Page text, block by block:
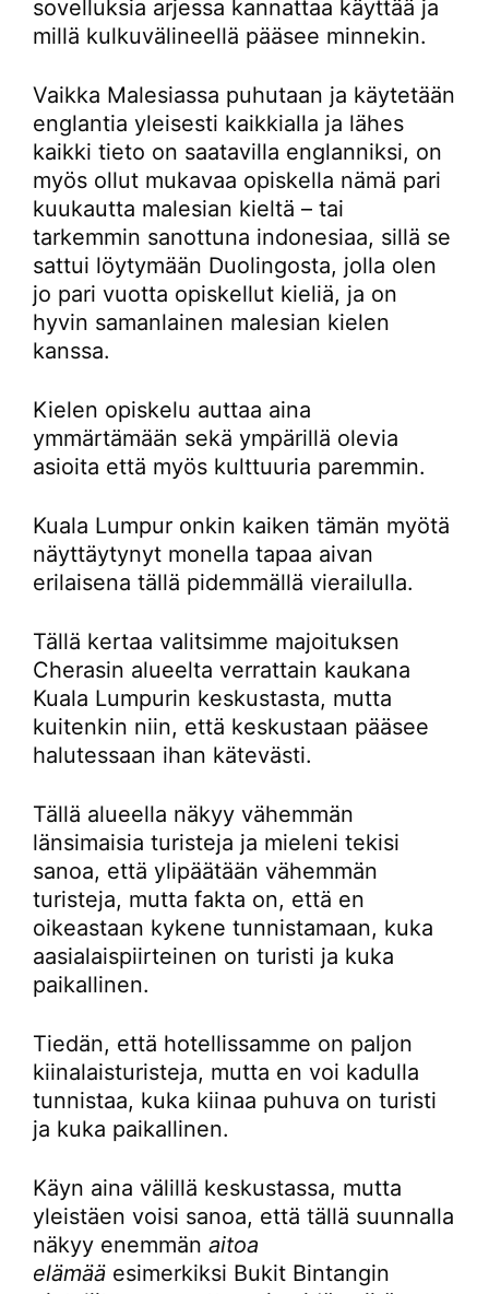
sovelluksia arjessa kannattaa käyttää ja
millä kulkuvälineellä pääsee minnekin.
Vaikka Malesiassa puhutaan ja käytetään
englantia yleisesti kaikkialla ja lähes
kaikki tieto on saatavilla englanniksi, on
myös ollut mukavaa opiskella nämä pari
kuukautta malesian kieltä – tai
tarkemmin sanottuna indonesiaa, sillä se
sattui löytymään Duolingosta, jolla olen
jo pari vuotta opiskellut kieliä, ja on
hyvin samanlainen malesian kielen
kanssa.
Kielen opiskelu auttaa aina
ymmärtämään sekä ympärillä olevia
asioita että myös kulttuuria paremmin.
Kuala Lumpur onkin kaiken tämän myötä
näyttäytynyt monella tapaa aivan
erilaisena tällä pidemmällä vierailulla.
Tällä kertaa valitsimme majoituksen
Cherasin alueelta verrattain kaukana
Kuala Lumpurin keskustasta, mutta
kuitenkin niin, että keskustaan pääsee
halutessaan ihan kätevästi.
Tällä alueella näkyy vähemmän
länsimaisia turisteja ja mieleni tekisi
sanoa, että ylipäätään vähemmän
turisteja, mutta fakta on, että en
oikeastaan kykene tunnistamaan, kuka
aasialaispiirteinen on turisti ja kuka
paikallinen.
Tiedän, että hotellissamme on paljon
kiinalaisturisteja, mutta en voi kadulla
tunnistaa, kuka kiinaa puhuva on turisti
ja kuka paikallinen.
Käyn aina välillä keskustassa, mutta
yleistäen voisi sanoa, että tällä suunnalla
näkyy enemmän aitoa
elämää esimerkiksi Bukit Bintangin